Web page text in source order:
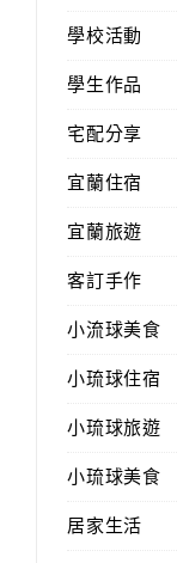
學校活動
學生作品
宅配分享
宜蘭住宿
宜蘭旅遊
客訂手作
小流球美食
小琉球住宿
小琉球旅遊
小琉球美食
居家生活